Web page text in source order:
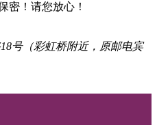
密！请您放心！
号（彩虹桥附近，原邮电宾